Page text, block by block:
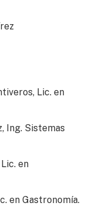
Lic. en
Ing. Sistemas
en
en Gastronomía.